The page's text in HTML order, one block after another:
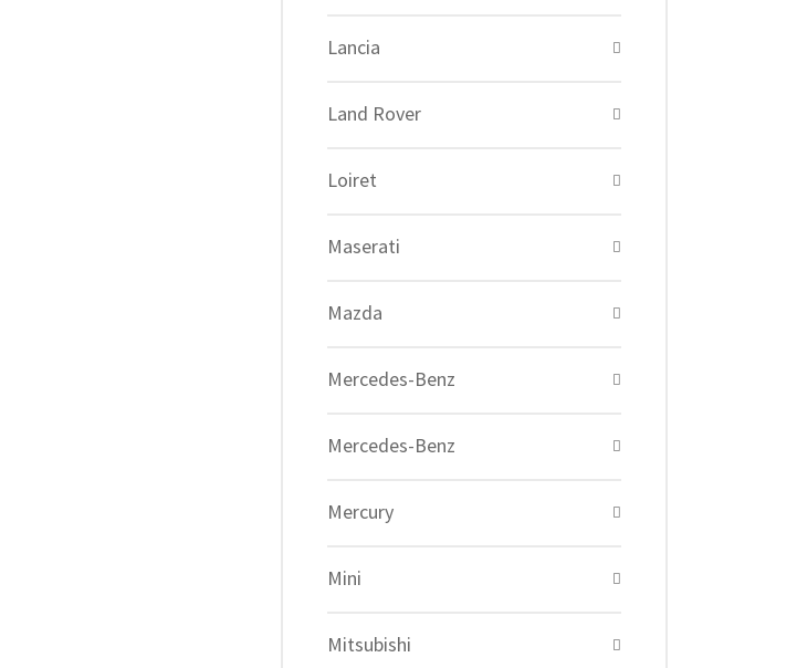
Lancia
Land Rover
Loiret
Maserati
Mazda
Mercedes-Benz
Mercedes-Benz
Mercury
Mini
Mitsubishi